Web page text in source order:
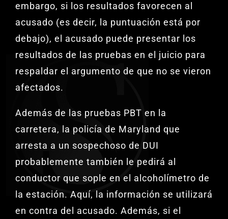
embargo, si los resultados favorecen al
acusado (es decir, la puntuación está por
debajo), el acusado puede presentar los
resultados de las pruebas en el juicio para
respaldar el argumento de que no se vieron
afectados.
Además de las pruebas PBT en la
carretera, la policía de Maryland que
arresta a un sospechoso de DUI
probablemente también le pedirá al
conductor que sople en el alcoholímetro de
la estación. Aquí, la información se utilizará
en contra del acusado. Además, si el